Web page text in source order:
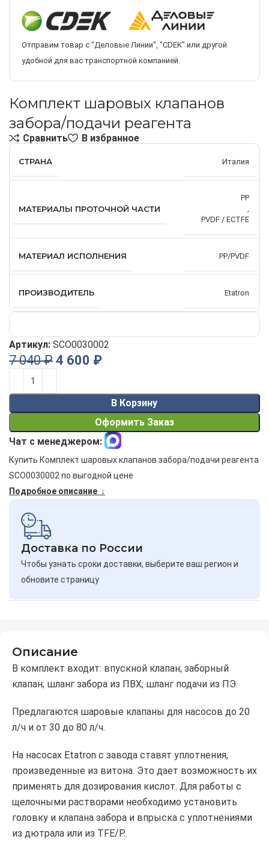
Отправим товар с "Деловые Линии", "CDEK" или другой
удобной для вас транспортной компанией.
Комплект шаровых клапанов
забора/подачи реагента
Сравнить В избранное
СТРАНА Италия
МАТЕРИАЛЫ ПРОТОЧНОЙ ЧАСТИ
PP
,
PVDF / ECTFE
МАТЕРИАЛ ИСПОЛНЕНИЯ PP/PVDF
ПРОИЗВОДИТЕЛЬ Etatron
Артикул: SCO0030002
7 040₽ 4 600 ₽
В Корзину
Оформить Заказ
Alternative:
Чат с менеджером:
Купить Комплект шаровых клапанов забора/подачи реагента
SCO0030002 по выгодной цене
Подробное описание ↓
Доставка по России
Чтобы узнать сроки доставки, выберите ваш регион и
обновите страницу
Описание
В комплект входит: впускной клапан; заборный
клапан; шланг забора из ПВХ; шланг подачи из ПЭ.
Предлагаются шаровые клапаны для насосов до 20
л/ч и от 30 до 80 л/ч.
На насосах Etatron с завода ставят уплотнения,
произведенные из витона. Это дает возможность их
применять для дозирования кислот. Для работы с
щелочными растворами необходимо установить
головку и клапана забора и впрыска с уплотнениями
из дютрала или из TFE/P..